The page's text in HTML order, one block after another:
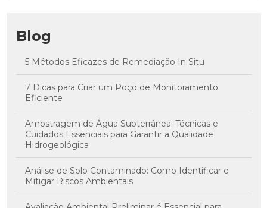
Blog
5 Métodos Eficazes de Remediação In Situ
7 Dicas para Criar um Poço de Monitoramento
Eficiente
Amostragem de Água Subterrânea: Técnicas e
Cuidados Essenciais para Garantir a Qualidade
Hidrogeológica
Análise de Solo Contaminado: Como Identificar e
Mitigar Riscos Ambientais